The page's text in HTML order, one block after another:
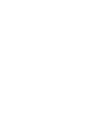
10/2016